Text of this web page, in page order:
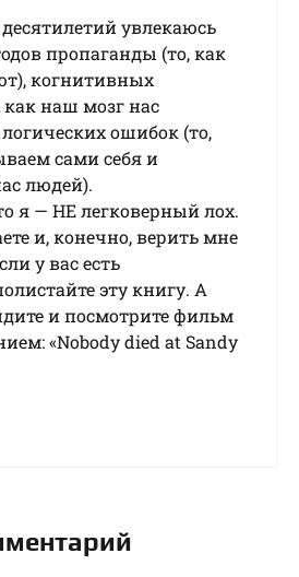
увлекаюсь
пропаганды (то, как
когнитивных
наш мозг нас
ошибок (то,
сами себя и
людей).
я — НЕ легковерный лох.
и, конечно, верить мне
у вас есть
эту книгу. А
и посмотрите фильм
«Nobody died at Sandy